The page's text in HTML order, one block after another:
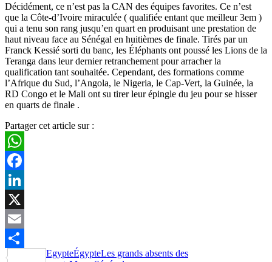
Décidément, ce n’est pas la CAN des équipes favorites. Ce n’est
que la Côte-d’Ivoire miraculée ( qualifiée entant que meilleur 3em )
qui a tenu son rang jusqu’en quart en produisant une prestation de
haut niveau face au Sénégal en huitièmes de finale. Tirés par un
Franck Kessié sorti du banc, les Éléphants ont poussé les Lions de la
Teranga dans leur dernier retranchement pour arracher la
qualification tant souhaitée. Cependant, des formations comme
l’Afrique du Sud, l’Angola, le Nigeria, le Cap-Vert, la Guinée, la
RD Congo et le Mali ont su tirer leur épingle du jeu pour se hisser
en quarts de finale .
Partager cet article sur :
WhatsApp
Facebook
LinkedIn
X
Email
Partager
EgypteÉgypteLes grands absents des